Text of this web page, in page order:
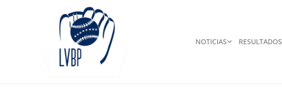
NOTICIAS RESULTADOS